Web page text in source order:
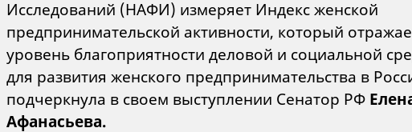
Исследований (НАФИ) измеряет Индекс женской
предпринимательской активности, который
уровень благоприятности деловой и социальной
для развития женского предпринимательства в
подчеркнула в своем выступлении Сенатор РФ
Афанасьева.